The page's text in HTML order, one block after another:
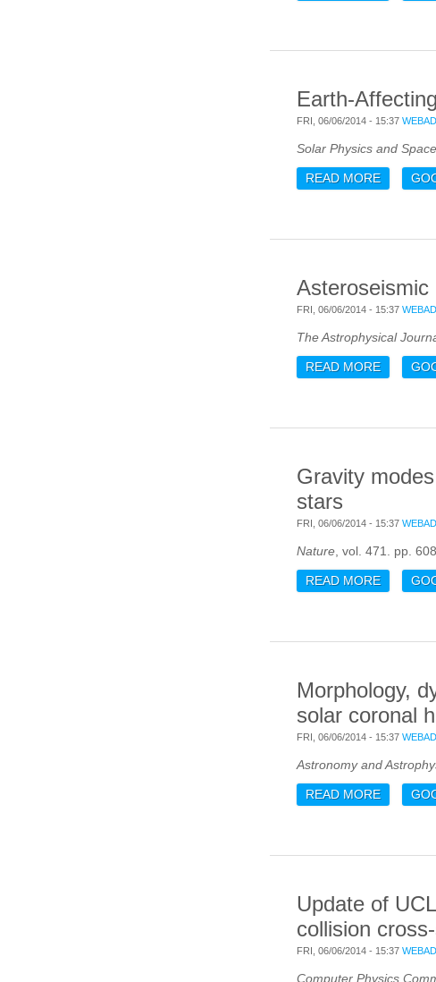
Earth-
FRI, 06/06/2014 - 15:37
Solar Physics and
READ MOREABOUT
FRI, 06/06/2014 - 15:37
The Astrophysical
READ MOREABOUT
Gravity
stars
FRI, 06/06/2014 - 15:37
Nature, vol. 471. pp.
READ MOREABOUT
Morphology,
solar coronal
FRI, 06/06/2014 - 15:37
Astronomy and
READ MOREABOUT
Update of
collision
FRI, 06/06/2014 - 15:37
Computer Physics